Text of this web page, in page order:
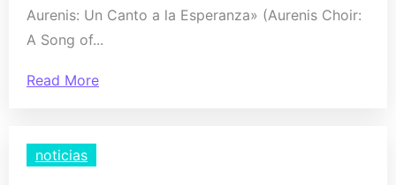
Aurenis: Un Canto a la Esperanza» (Aurenis Choir:
A Song of...
Read More
noticias